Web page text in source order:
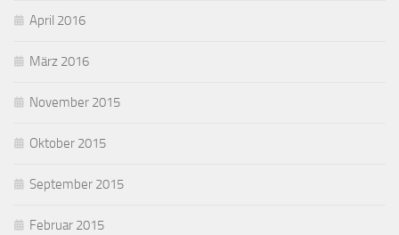
April 2016
März 2016
November 2015
Oktober 2015
September 2015
Februar 2015